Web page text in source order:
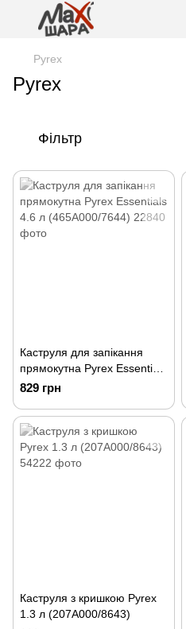
Pyrex
Pyrex
Фільтр
Каструля для запікання
прямокутна Pyrex Essentials
4.6 л (465A000/7644)
829 грн
Каструля з кришкою Pyrex
1.3 л (207A000/8643)